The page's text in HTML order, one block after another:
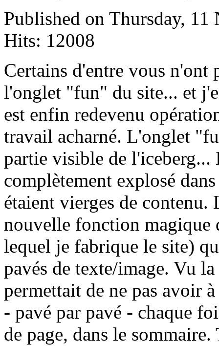
Published on Thursday,
Hits: 12008
Certains d'entre vous n'ont
l'onglet "fun" du site... et
est enfin redevenu
travail acharné. L'onglet
partie visible de l'iceberg...
complètement explosé
étaient vierges de contenu.
nouvelle fonction
lequel je fabrique le site)
pavés de texte/image. Vu
permettait de ne pas avoir
- pavé par pavé - chaque
de page, dans le